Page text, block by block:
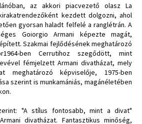
az akkori piacvezető olasz La
kezdett dolgozni, ahol
gyorsan haladt felfelé a ranglétrán. A
Goiorgio Armani képezte magát,
Szakmai fejlődésének meghatározó
ben Cerrutihoz szegődött, mint
fémjelzett Armani divatházat, mely
meghatározó képviselője, 1975-ben
szerint is munkamániás, magánéletében
"A stílus fontosabb, mint a divat"
divatházat. Fantasztikus minőség,